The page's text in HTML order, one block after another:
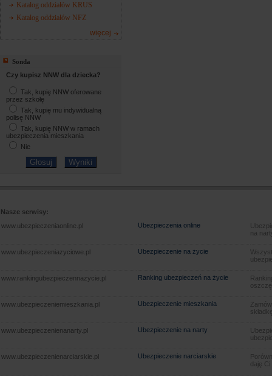
Katalog oddziałów KRUS
Katalog oddziałów NFZ
więcej
Sonda
Czy kupisz NNW dla dziecka?
Tak, kupię NNW oferowane
przez szkołę
Tak, kupię mu indywidualną
polisę NNW
Tak, kupię NNW w ramach
ubezpieczenia mieszkania
Nie
Nasze serwisy:
www.ubezpieczeniaonline.pl
Ubezpieczenia online
na
www.ubezpieczeniazyciowe.pl Ubezpieczenie na życie
www.rankingubezpieczennazycie.pl Ranking ubezpieczeń na życie
www.ubezpieczeniemieszkania.pl Ubezpieczenie mieszkania
www.ubezpieczenienanarty.pl Ubezpieczenie na narty
www.ubezpieczenienarciarskie.pl Ubezpieczenie narciarskie
daję